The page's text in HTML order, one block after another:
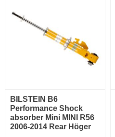
BILSTEIN B6
Performance Shock
absorber Mini MINI R56
2006-2014 Rear Höger